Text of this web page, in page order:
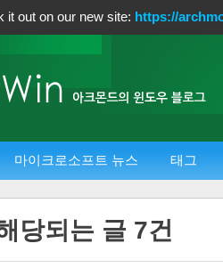
it out on our new site: https://
마이크로소프트 뉴스 태그
당되는 글 7건